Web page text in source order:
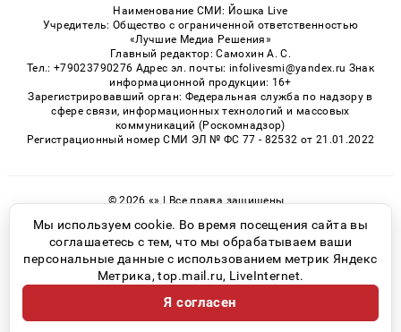
Наименование СМИ: Йошка Live
Учредитель: Общество с ограниченной ответственностью
«Лучшие Медиа Решения»
Главный редактор: Самохин А. С.
Тел.: +79023790276 Адрес эл. почты: infolivesmi@yandex.ru Знак
информационной продукции: 16+
Зарегистрировавший орган: Федеральная служба по надзору в
сфере связи, информационных технологий и массовых
коммуникаций (Роскомнадзор)
Регистрационный номер СМИ ЭЛ № ФС 77 - 82532 от 21.01.2022
© 2026 «» | Все права защищены
Возрастная категория сайта 16+
Политика конфиденциальности
Мы используем cookie. Во время посещения сайта вы
соглашаетесь с тем, что мы обрабатываем ваши
персональные данные с использованием метрик Яндекс
Метрика, top.mail.ru, LiveInternet.
Я согласен